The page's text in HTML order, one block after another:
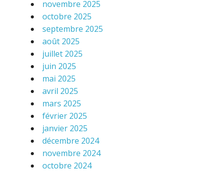
novembre 2025
octobre 2025
septembre 2025
août 2025
juillet 2025
juin 2025
mai 2025
avril 2025
mars 2025
février 2025
janvier 2025
décembre 2024
novembre 2024
octobre 2024